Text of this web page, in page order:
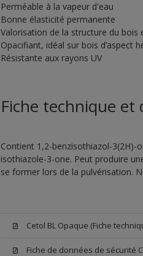
Perméable à la vapeur d'eau
Bonne élasticité permanente
Valorisation de la structure du bois
Opacifiant, idéal sur bois d’aspect
Résistante aux rayons UV
Fiche technique et
Contient 1,2-benzisothiazol-
isothiazole-3-one. Peut produire
se former lors de la pulvérisation.
Cetol BL Opaque (Fiche
Fiche de données de sécurité